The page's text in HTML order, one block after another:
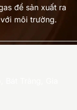
để sản xuất ra
môi trường.